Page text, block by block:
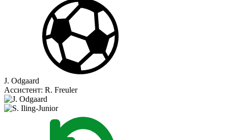
J. Odgaard
Ассистент: R. Freuler